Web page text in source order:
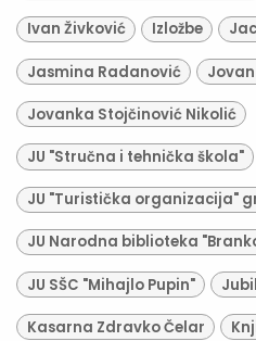
Ivan Živković Izložbe
Jasmina Radanović
Jovanka Stojčinović Nikolić
JU "Stručna i tehnička škola"
JU "Turistička organizacija"
JU Narodna biblioteka
JU SŠC "Mihajlo Pupin"
Kasarna Zdravko Čelar